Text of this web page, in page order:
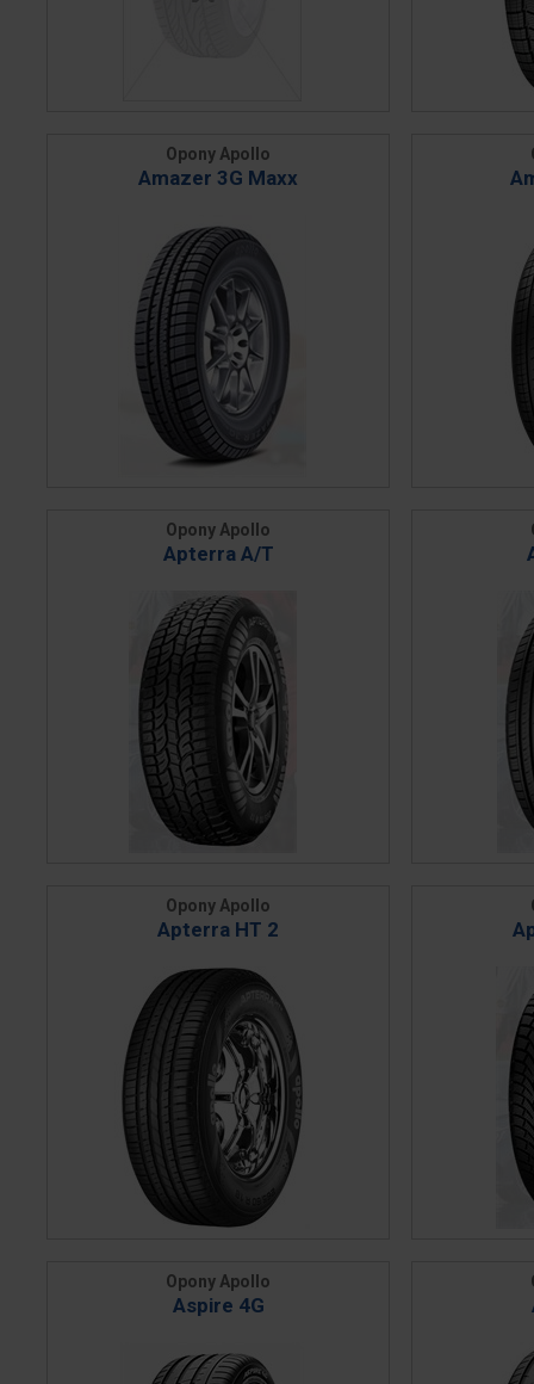
Opony Apollo
Amazer 3G Maxx
Opony Apollo
Apterra A/T
Opony Apollo
Apterra HT 2
Opony Apollo
Aspire 4G